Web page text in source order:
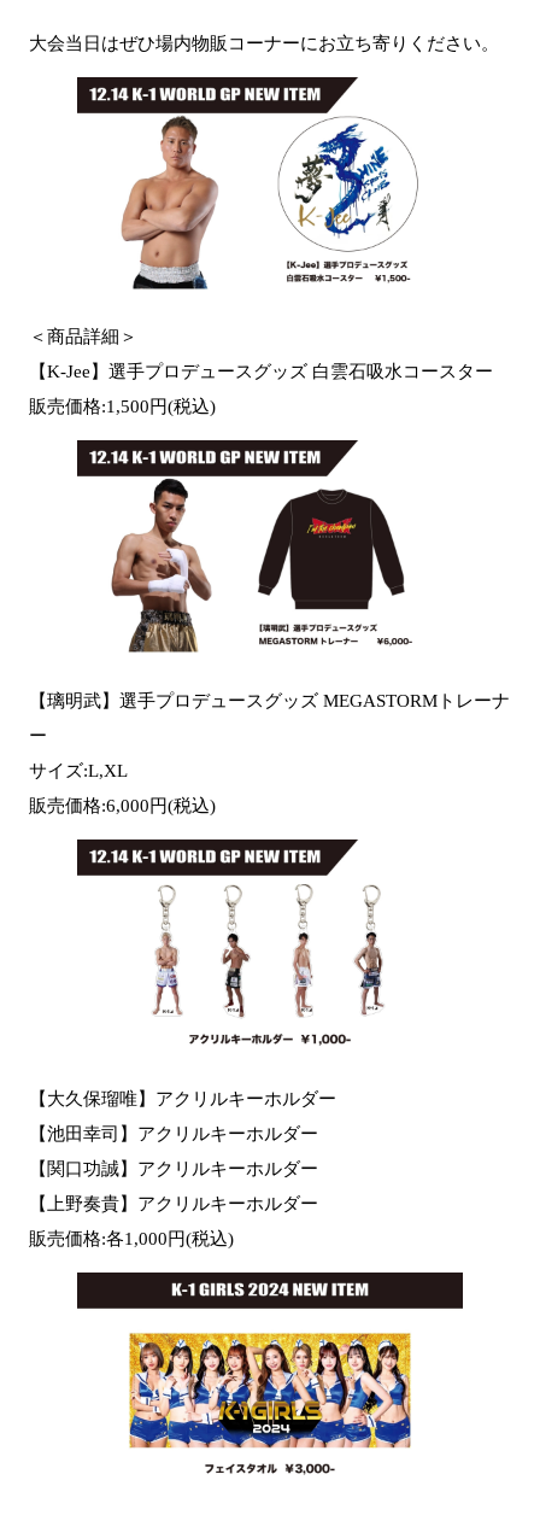
大会当日はぜひ場内物販コーナーにお立ち寄りください。
＜商品詳細＞
【K-Jee】選手プロデュースグッズ 白雲石吸水コースター
販売価格:1,500円(税込)
【璃明武】選手プロデュースグッズ MEGASTORMトレーナ
ー
サイズ:L,XL
販売価格:6,000円(税込)
【大久保瑠唯】アクリルキーホルダー
【池田幸司】アクリルキーホルダー
【関口功誠】アクリルキーホルダー
【上野奏貴】アクリルキーホルダー
販売価格:各1,000円(税込)